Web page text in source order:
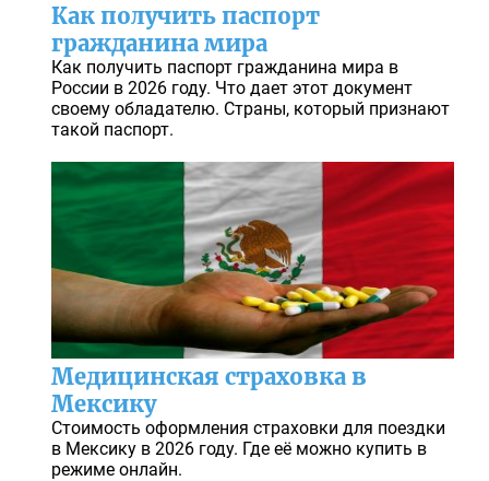
Как получить паспорт
гражданина мира
Как получить паспорт гражданина мира в
России в 2026 году. Что дает этот документ
своему обладателю. Страны, который признают
такой паспорт.
Медицинская страховка в
Мексику
Стоимость оформления страховки для поездки
в Мексику в 2026 году. Где её можно купить в
режиме онлайн.